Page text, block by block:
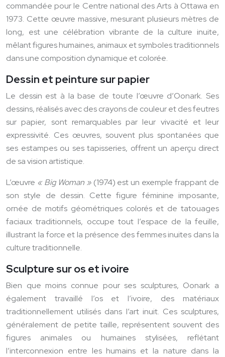
commandée pour le Centre national des Arts à Ottawa en
1973. Cette œuvre massive, mesurant plusieurs mètres de
long, est une célébration vibrante de la culture inuite,
mêlant figures humaines, animaux et symboles traditionnels
dans une composition dynamique et colorée.
Dessin et peinture sur papier
Le dessin est à la base de toute l’œuvre d’Oonark. Ses
dessins, réalisés avec des crayons de couleur et des feutres
sur papier, sont remarquables par leur vivacité et leur
expressivité. Ces œuvres, souvent plus spontanées que
ses estampes ou ses tapisseries, offrent un aperçu direct
de sa vision artistique.
L’œuvre « Big Woman » (1974) est un exemple frappant de
son style de dessin. Cette figure féminine imposante,
ornée de motifs géométriques colorés et de tatouages
faciaux traditionnels, occupe tout l’espace de la feuille,
illustrant la force et la présence des femmes inuites dans la
culture traditionnelle.
Sculpture sur os et ivoire
Bien que moins connue pour ses sculptures, Oonark a
également travaillé l’os et l’ivoire, des matériaux
traditionnellement utilisés dans l’art inuit. Ces sculptures,
généralement de petite taille, représentent souvent des
figures animales ou humaines stylisées, reflétant
l’interconnexion entre les humains et la nature dans la